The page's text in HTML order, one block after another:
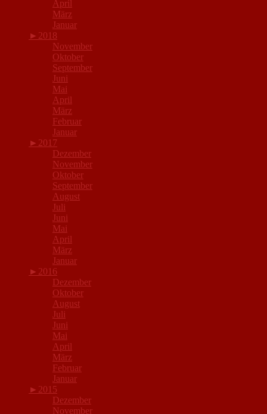
April
März
Januar
► 2018
November
Oktober
September
Juni
Mai
April
März
Februar
Januar
► 2017
Dezember
November
Oktober
September
August
Juli
Juni
Mai
April
März
Januar
► 2016
Dezember
Oktober
August
Juli
Juni
Mai
April
März
Februar
Januar
► 2015
Dezember
November